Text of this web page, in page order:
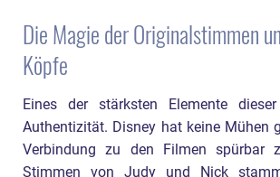
Die Magie der Originalstimmen
Köpfe
Eines der stärksten Elemente
Authentizität. Disney hat keine Mühen
Verbindung zu den Filmen spürbar
Stimmen von Judy und Nick